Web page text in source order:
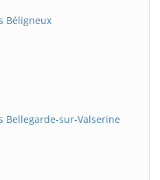
Béligneux
Bellegarde-sur-Valserine